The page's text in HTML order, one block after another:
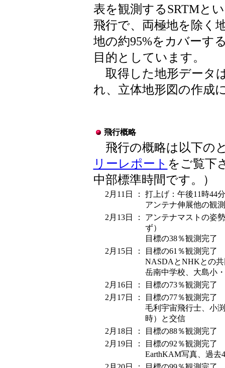
表を観測するSRTMと
飛行で、両極地を除く
地の約95%をカバーす
目的としています。
取得した地形データ
れ、立体地形図の作成
飛行概略
飛行の概略は以下の
リーレポート をご覧下
中部標準時間です。）
2月11日 ：
打上げ：午後11時44
アンテナ伸展他の観
2月13日
：
アンテナマストの姿
ず）
目標の38％観測完了
2月15日
：
目標の61％観測完了
NASDAとNHKとの
岳南中学校、大島小
2月16日
：
目標の73％観測完
2月17日
：
目標の77％観測完
毛利宇宙飛行士、小
時）と交信
2月18日
：
目標の88％観測完
2月19日
：
目標の92％観測完了
EarthKAM写真、過去